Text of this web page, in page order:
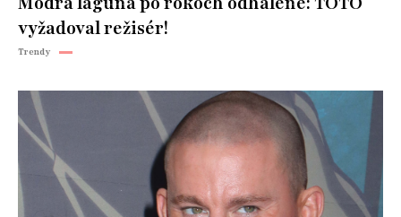
vyžadoval režisér!
Trendy